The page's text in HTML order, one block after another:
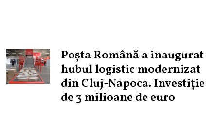
Poșta Română a inaugurat
hubul logistic modernizat
din Cluj-Napoca. Investiție
de 3 milioane de euro